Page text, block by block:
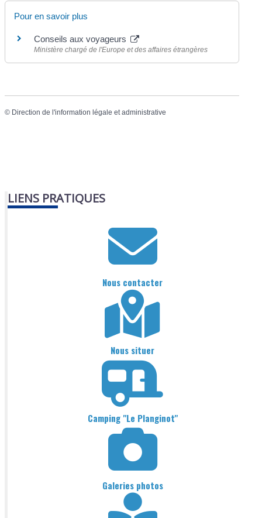
Pour en savoir plus
Conseils aux voyageurs
Ministère chargé de l'Europe et des affaires étrangères
© Direction de l'information légale et administrative
LIENS PRATIQUES
Nous contacter
Nous situer
Camping "Le Planginot"
Galeries photos